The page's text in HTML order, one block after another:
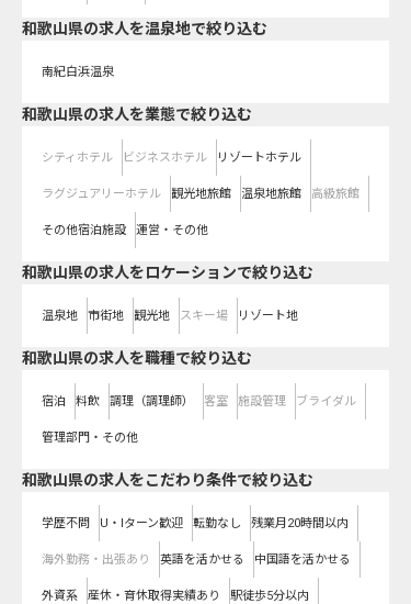
和歌山県の求人を温泉地で絞り込む
南紀白浜温泉
和歌山県の求人を業態で絞り込む
シティホテル ビジネスホテル リゾートホテル
ラグジュアリーホテル 観光地旅館 温泉地旅館 高級旅館
その他宿泊施設 運営・その他
和歌山県の求人をロケーションで絞り込む
温泉地 市街地 観光地 スキー場 リゾート地
和歌山県の求人を職種で絞り込む
宿泊 料飲 調理（調理師） 客室 施設管理 ブライダル
管理部門・その他
和歌山県の求人をこだわり条件で絞り込む
学歴不問 U・Iターン歓迎 転勤なし 残業月20時間以内
海外勤務・出張あり 英語を活かせる 中国語を活かせる
外資系 産休・育休取得実績あり 駅徒歩5分以内